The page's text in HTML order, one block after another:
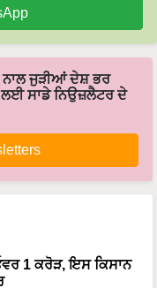
ਨਾਲ ਜੁੜੀਆਂ ਦੇਸ਼ ਭਰ
ਲਈ ਸਾਡੇ ਨਿਉਜ਼ਲੈਟਰ ਦੇ
1 ਕਰੋੜ, ਇਸ ਕਿਸਾਨ